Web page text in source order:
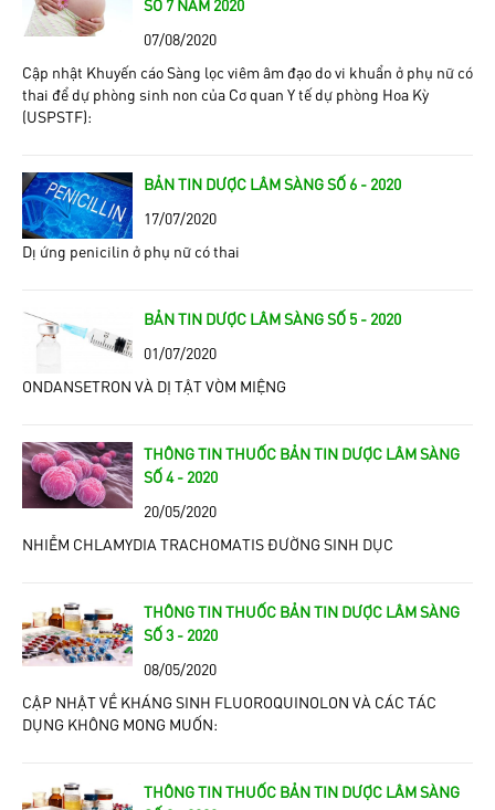
SỐ 7 NĂM 2020
07/08/2020
Cập nhật Khuyến cáo Sàng lọc viêm âm đạo do vi khuẩn ở phụ nữ có
thai để dự phòng sinh non của Cơ quan Y tế dự phòng Hoa Kỳ
(USPSTF):
BẢN TIN DƯỢC LÂM SÀNG SỐ 6 - 2020
17/07/2020
Dị ứng penicilin ở phụ nữ có thai
BẢN TIN DƯỢC LÂM SÀNG SỐ 5 - 2020
01/07/2020
ONDANSETRON VÀ DỊ TẬT VÒM MIỆNG
THÔNG TIN THUỐC BẢN TIN DƯỢC LÂM SÀNG
SỐ 4 - 2020
20/05/2020
NHIỄM CHLAMYDIA TRACHOMATIS ĐƯỜNG SINH DỤC
THÔNG TIN THUỐC BẢN TIN DƯỢC LÂM SÀNG
SỐ 3 - 2020
08/05/2020
CẬP NHẬT VỀ KHÁNG SINH FLUOROQUINOLON VÀ CÁC TÁC
DỤNG KHÔNG MONG MUỐN:
THÔNG TIN THUỐC BẢN TIN DƯỢC LÂM SÀNG